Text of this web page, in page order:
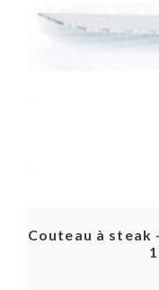
Couteau à steak